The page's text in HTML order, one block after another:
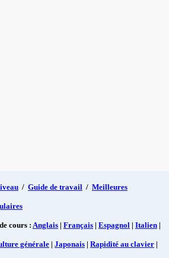
/ Guide de travail / Meilleures
cours : Anglais | Français | Espagnol | Italien |
générale | Japonais | Rapidité au clavier |